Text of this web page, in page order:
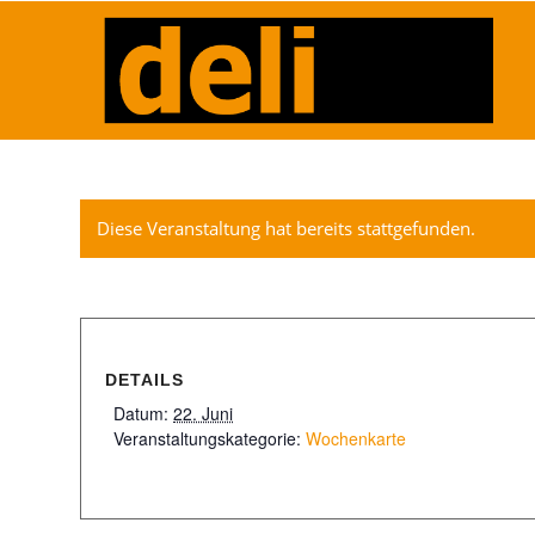
Diese Veranstaltung hat bereits stattgefunden.
DETAILS
Datum: 22. Juni
Veranstaltungskategorie: Wochenkarte